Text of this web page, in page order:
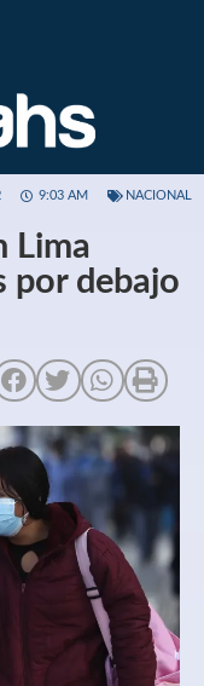
9:03 AM NACIONAL
Lima
por debajo